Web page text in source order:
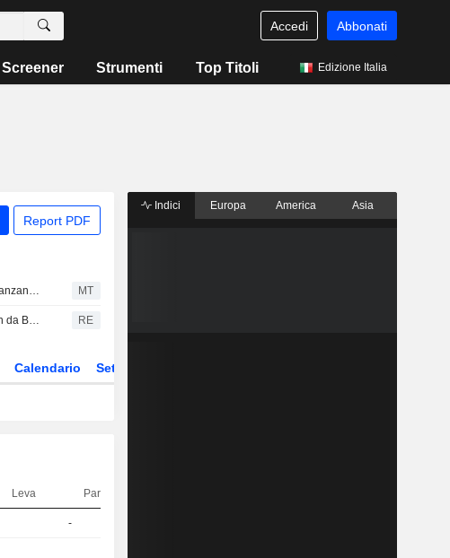
Accedi Abbonati
Screener Strumenti Top Titoli Edizione Italia
Report PDF
Gli indici azionari statunitensi avanzano mentre crescono le scommesse su una pausa della Fed dopo il calo inatteso dei Nonfarm Payrolls MT
Morgan Stanley assume Kweskin da BofA per il settore delle industrie diversificate RE
Calendario Settore
Leva Parità
-
Indici Europa America Asia